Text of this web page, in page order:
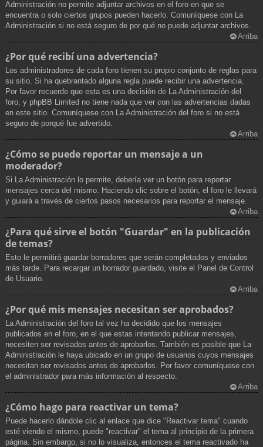
Administración no permite adjuntar archivos en el foro en que se
encuentra o solo ciertos grupos pueden hacerlo. Comuníquese con La
Administración si no está seguro de por qué no puede adjuntar archivos.
Arriba
¿Por qué recibí una advertencia?
Los administradores de cada foro tienen su propio conjunto de reglas para
su sitio. Si ha quebrantado alguna regla puede recibir una advertencia.
Por favor recuerde que esta es una decisión de La Administración del
foro, y phpBB Limited no tiene nada que ver con las advertencias dadas
en este sitio. Comuníquese con La Administración del foro si no está
seguro de porqué fue advertido.
Arriba
¿Cómo se puede reportar un mensaje a un
moderador?
Si La Administración lo permite, debería ver un botón para reportar
mensajes cerca del mismo. Haciendo clic sobre el botón, el foro le llevará
y guiará a través de ciertos pasos necesarios para reportar el mensaje.
Arriba
¿Para qué sirve el botón "Guardar" en la publicación
de temas?
Esto le permitirá guardar borradores que serán completados y enviados
más tarde. Para recargar un borrador guardado, visite el Panel de Control
de Usuario.
Arriba
¿Por qué mis mensajes necesitan ser aprobados?
La Administración del foro tal vez ha decidido que los mensajes
publicados en el foro, en el que estas intentando publicar mensajes,
necesiten ser revisados antes de aprobarlos. También es posible que La
Administración le haya ubicado en un grupo de usuarios cuyos mensajes
necesitan ser revisados antes de aprobarlos. Por favor comuníquese con
el administrador para más información al respecto.
Arriba
¿Cómo hago para reactivar un tema?
Puede hacerlo dándole clic al enlace que dice "Reactivar tema" cuando
esté viendo el mismo, puede "reactivar" el tema al principio de la primera
página. Sin embargo, si no lo visualiza, entonces el tema reactivado ha